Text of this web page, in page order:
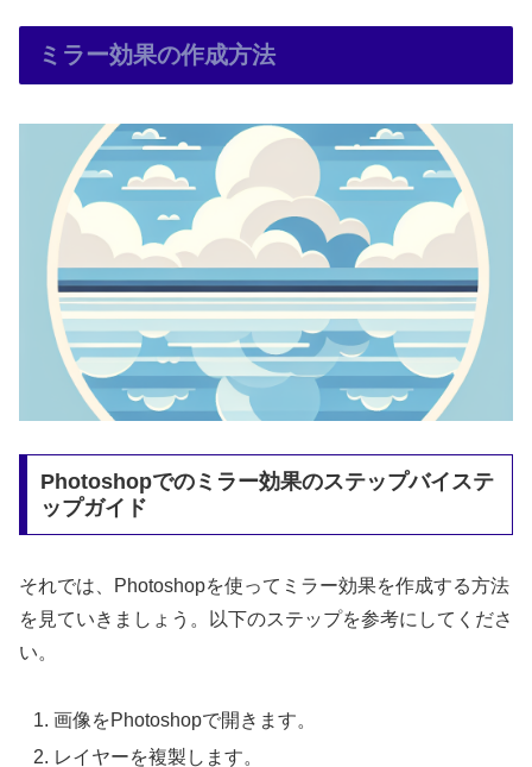
ミラー効果の作成方法
Photoshopでのミラー効果のステップバイステ
ップガイド
それでは、Photoshopを使ってミラー効果を作成する方法
を見ていきましょう。以下のステップを参考にしてくださ
い。
画像をPhotoshopで開きます。
レイヤーを複製します。